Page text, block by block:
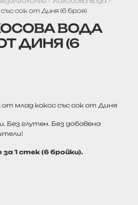
сок от Диня (6 броя)
ВОДА
ДИНЯ (6
от млад кокос със сок от Диня
Без глутен. Без добавена
1 стек (6 бройки).